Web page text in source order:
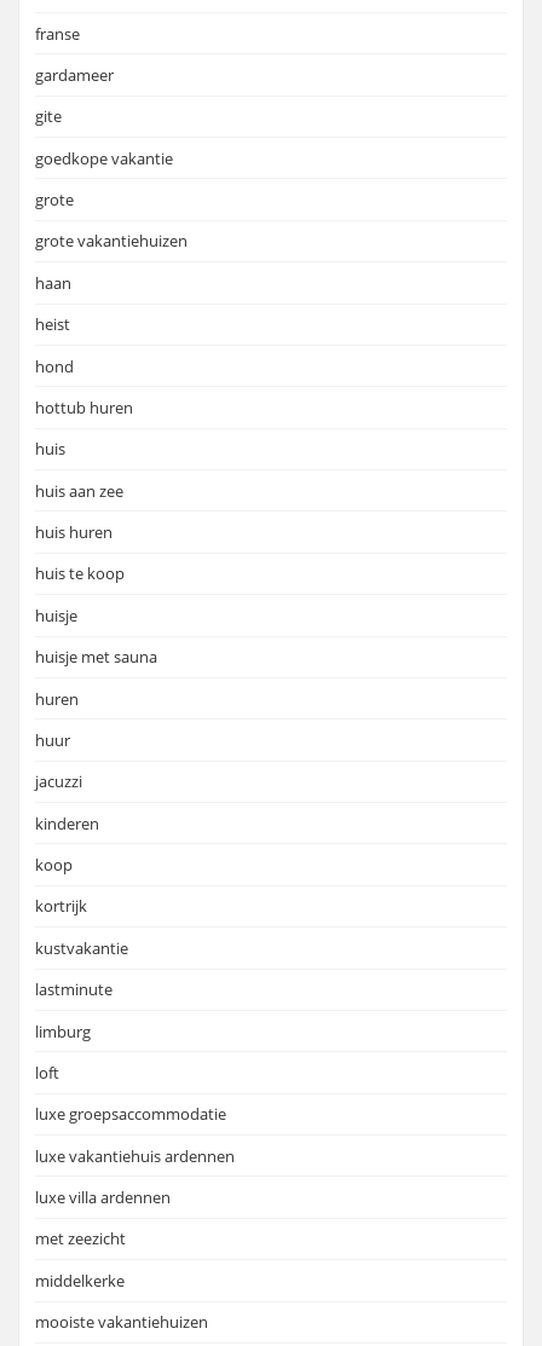
franse
gardameer
gite
goedkope vakantie
grote
grote vakantiehuizen
haan
heist
hond
hottub huren
huis
huis aan zee
huis huren
huis te koop
huisje
huisje met sauna
huren
huur
jacuzzi
kinderen
koop
kortrijk
kustvakantie
lastminute
limburg
loft
luxe groepsaccommodatie
luxe vakantiehuis ardennen
luxe villa ardennen
met zeezicht
middelkerke
mooiste vakantiehuizen